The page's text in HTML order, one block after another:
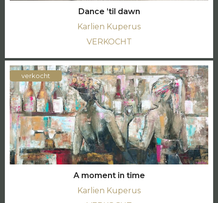
Dance ’til dawn
Karlien Kuperus
VERKOCHT
verkocht
A moment in time
Karlien Kuperus